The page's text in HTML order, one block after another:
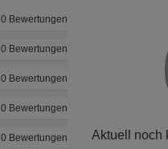
0 Bewertungen
0 Bewertungen
0 Bewertungen
0 Bewertungen
0 Bewertungen Aktuell noch